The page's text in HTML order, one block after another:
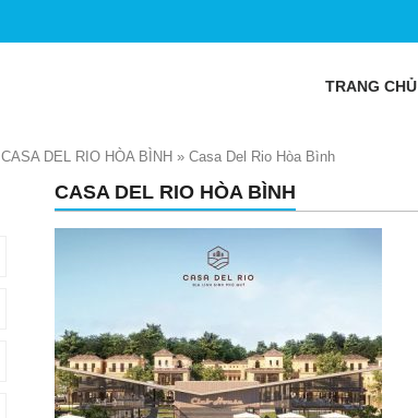
TRANG CHỦ
CASA DEL RIO HÒA BÌNH » Casa Del Rio Hòa Bình
CASA DEL RIO HÒA BÌNH